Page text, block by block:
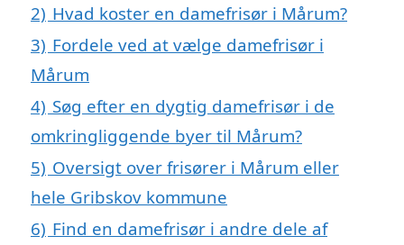
2) Hvad koster en damefrisør i Mårum?
3) Fordele ved at vælge damefrisør i
Mårum
4) Søg efter en dygtig damefrisør i de
omkringliggende byer til Mårum?
5) Oversigt over frisører i Mårum eller
hele Gribskov kommune
6) Find en damefrisør i andre dele af